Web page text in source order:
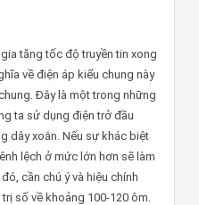
tăng tốc độ truyền tin xong
về điện áp kiểu chung này
Đây là một trong những
ta sử dụng điện trở đầu
dây xoắn. Nếu sự khác biệt
lệch ở mức lớn hơn sẽ làm
cần chú ý và hiệu chính
số về khoảng 100-120 ôm.